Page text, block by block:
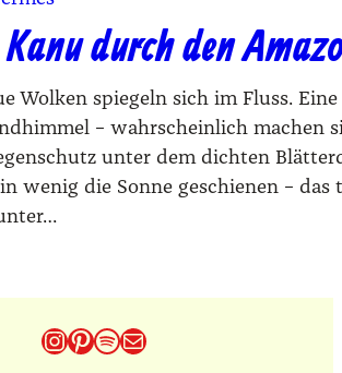
durch den
Wolken spiegeln sich im Fluss.
– wahrscheinlich machen
unter dem dichten
wenig die Sonne geschienen – das
Instagram
Pinterest
Spotify
E-Mail